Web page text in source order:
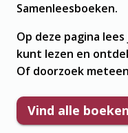
Samenleesboeken.
Op deze pagina
kunt lezen en
Of doorzoek
Vind alle boeken